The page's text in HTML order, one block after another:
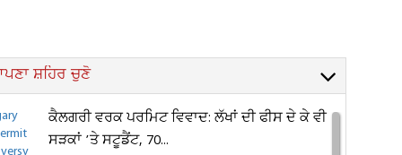
ਸ਼ਹਿਰ ਚੁਣੋ
ਕੈਲਗਰੀ ਵਰਕ ਪਰਮਿਟ ਵਿਵਾਦ: ਲੱਖਾਂ ਦੀ ਫੀਸ ਦੇ ਕੇ ਵੀ
ਸੜਕਾਂ ’ਤੇ ਸਟੂਡੈਂਟ, 70...